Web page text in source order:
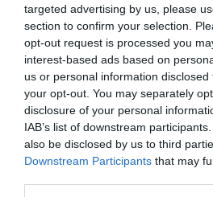
targeted advertising by us, please
section to confirm your selection.
opt-out request is processed you
interest-based ads based on
us or personal information
your opt-out. You may separately
disclosure of your personal
IAB’s list of downstream
also be disclosed by us to third
Downstream Participants that may
Άννα Κυριακού: Δείτε την
φωτογραφία της
Υπήρξε μία από τις πιο γλυκές
παρουσίες του ελληνικού
κινηματογράφου
13.10.2025 - 20:32